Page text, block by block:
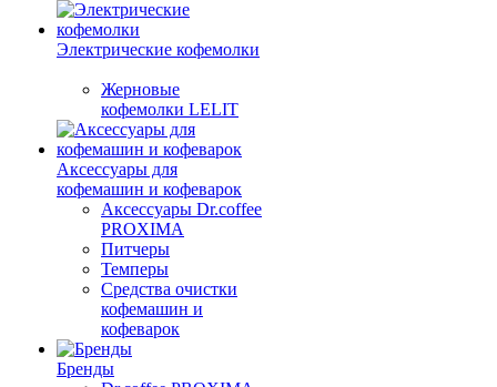
Электрические кофемолки
Жерновые
кофемолки LELIT
Аксессуары для
кофемашин и кофеварок
Аксессуары Dr.coffee
PROXIMA
Питчеры
Темперы
Средства очистки
кофемашин и
кофеварок
Бренды